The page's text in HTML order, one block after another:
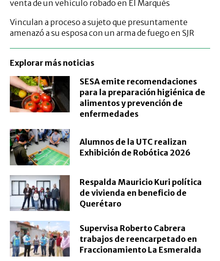
venta de un vehículo robado en El Marqués
Vinculan a proceso a sujeto que presuntamente
amenazó a su esposa con un arma de fuego en SJR
Explorar más noticias
SESA emite recomendaciones
para la preparación higiénica de
alimentos y prevención de
enfermedades
Alumnos de la UTC realizan
Exhibición de Robótica 2026
Respalda Mauricio Kuri política
de vivienda en beneficio de
Querétaro
Supervisa Roberto Cabrera
trabajos de reencarpetado en
Fraccionamiento La Esmeralda